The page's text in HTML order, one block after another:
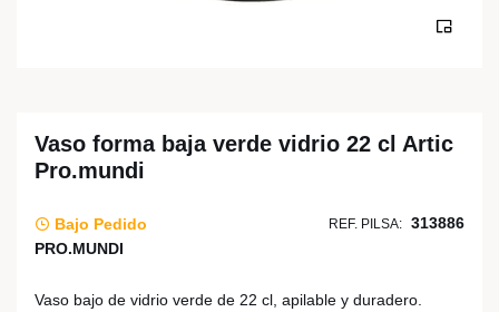
Vaso forma baja verde vidrio 22 cl Artic
Pro.mundi
Bajo Pedido REF. PILSA: 313886
PRO.MUNDI
Vaso bajo de vidrio verde de 22 cl, apilable y duradero.